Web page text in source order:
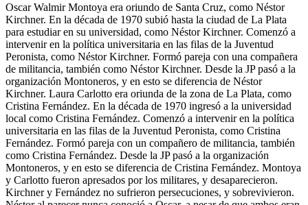
Oscar Walmir Montoya era oriundo de Santa Cruz, como Néstor
Kirchner. En la década de 1970 subió hasta la ciudad de La Plata
para estudiar en su universidad, como Néstor Kirchner. Comenzó a
intervenir en la política universitaria en las filas de la Juventud
Peronista, como Néstor Kirchner. Formó pareja con una compañera
de militancia, también como Néstor Kirchner. Desde la JP pasó a la
organización Montoneros, y en esto se diferencia de Néstor
Kirchner. Laura Carlotto era oriunda de la zona de La Plata, como
Cristina Fernández. En la década de 1970 ingresó a la universidad
local como Cristina Fernández. Comenzó a intervenir en la política
universitaria en las filas de la Juventud Peronista, como Cristina
Fernández. Formó pareja con un compañero de militancia, también
como Cristina Fernández. Desde la JP pasó a la organización
Montoneros, y en esto se diferencia de Cristina Fernández. Montoya
y Carlotto fueron apresados por los militares, y desaparecieron.
Kirchner y Fernández no sufrieron persecuciones, y sobrevivieron.